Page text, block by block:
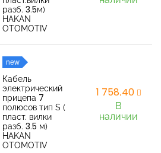
разб. 3.5м)
HAKAN
OTOMOTIV
new
Кабель
электрический
прицепа 7
полюсов тип S (
пласт. вилки
разб. 3.5 м)
HAKAN
OTOMOTIV
1 758,40
В
наличии